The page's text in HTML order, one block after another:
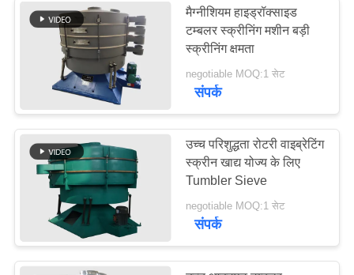
साइटमैप
PRIVACY
POLICY
टंबलर स्क्रीनिंग मशीन
मैग्नीशियम हाइड्रॉक्साइड
टम्बलर स्क्रीनिंग मशीन बड़ी
स्क्रीनिंग क्षमता
negotiable MOQ:1 सेट
संपर्क
उच्च परिशुद्धता रोटरी वाइब्रेटिंग
स्क्रीन खाद्य योज्य के लिए
Tumbler Sieve
negotiable MOQ:1 सेट
संपर्क